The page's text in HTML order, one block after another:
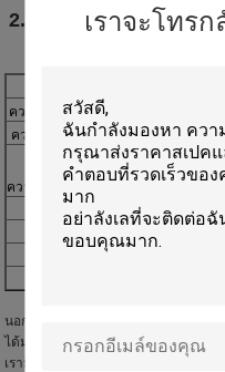
เราจะโทร
2. ข้อมูลทางเทคนิค
ความหนาแน่น (g/cm3)
ความพรุนที่ชัดเจน (%)
26.00 น
อุณหภูมิห้อง
ความแข็งแรงดัด (MPA)
10.0
CYCLE ใช้เวลา
＞60
ความได้เปรียบ
ความแข็งแร
แอปพลิเคชัน
นอกจากนี้เรายังสามารถเปลี่ยนแปล
ได้มาจากข้อมูล แต่มาจากประสิทธิภาพ
เรามีอุปกรณ์ตรวจจับระดับมืออาชีพ